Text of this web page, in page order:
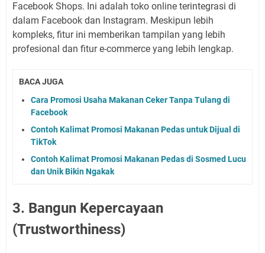
Facebook Shops. Ini adalah toko online terintegrasi di
dalam Facebook dan Instagram. Meskipun lebih
kompleks, fitur ini memberikan tampilan yang lebih
profesional dan fitur e-commerce yang lebih lengkap.
BACA JUGA
Cara Promosi Usaha Makanan Ceker Tanpa Tulang di
Facebook
Contoh Kalimat Promosi Makanan Pedas untuk Dijual di
TikTok
Contoh Kalimat Promosi Makanan Pedas di Sosmed Lucu
dan Unik Bikin Ngakak
3. Bangun Kepercayaan
(Trustworthiness)